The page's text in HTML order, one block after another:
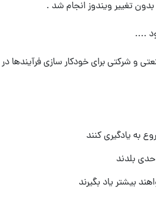
و شرکتی برای خودکار سازی فرآیندها
به یادگیری کنند
بلدند
بیشتر یاد بگیرند